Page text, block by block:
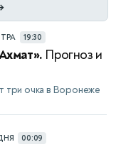
19:30
Прогноз и
три очка в Воронеже
00:09